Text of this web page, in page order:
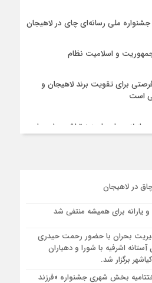
جشنواره ملی رسانه‌ای چای در لاهیجان
و اسلامیت نظام
برای تقویت برند لاهیجان و
است
از لاهیجان یا هزینه‌تراشی برای چای
پیکر مطهر آقای شهید ایران – مشهد
شهید ایران – مشهد
در لاهیجان
یارانه برای همیشه منتفی شد
بحران با حضور رحمت حیدری
آستانه اشرفیه با شورا و دهیاران
برگزار شد.
بخش شهری جشنواره «فرزند